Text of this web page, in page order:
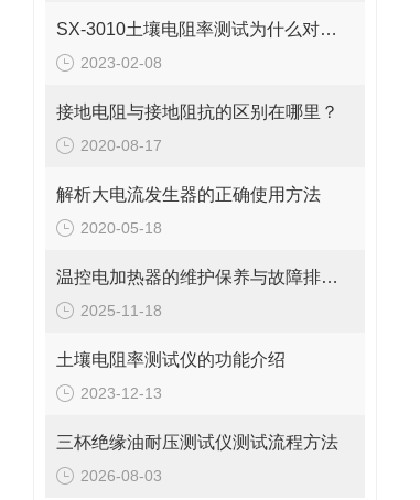
SX-3010土壤电阻率测试为什么对安全的电气接地设计很重要
2023-02-08
接地电阻与接地阻抗的区别在哪里？
2020-08-17
解析大电流发生器的正确使用方法
2020-05-18
温控电加热器的维护保养与故障排查指南分析
2025-11-18
土壤电阻率测试仪的功能介绍
2023-12-13
三杯绝缘油耐压测试仪测试流程方法
2026-08-03